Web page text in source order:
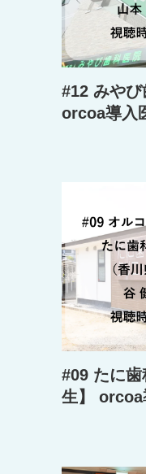
#12 みやび
orcoa導入
#09 たに
生】 orcoa